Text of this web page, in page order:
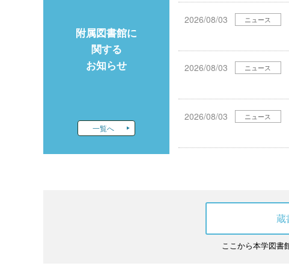
附属図書館に
関する
お知らせ
一覧へ
2026/08/03 ニュース
2026/08/03 ニュース
2026/08/03 ニュース
蔵
ここから本学図書